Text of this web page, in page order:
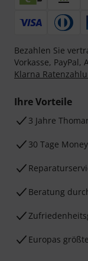
Bezahlen Sie
Vorkasse, PayPal,
Klarna
Ihre Vorteile
3 Jahre
30 Tage
Beratung
Europas